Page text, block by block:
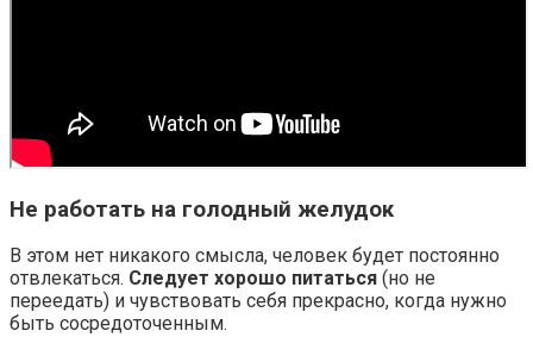
Не работать на голодный желудок
В этом нет никакого смысла, человек будет постоянно
отвлекаться. Следует хорошо питаться (но не
переедать) и чувствовать себя прекрасно, когда нужно
быть сосредоточенным.